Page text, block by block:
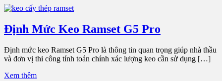
Định Mức Keo Ramset G5 Pro
Định mức keo Ramset G5 Pro là thông tin quan trọng giúp nhà thầu
và đơn vị thi công tính toán chính xác lượng keo cần sử dụng […]
Xem thêm